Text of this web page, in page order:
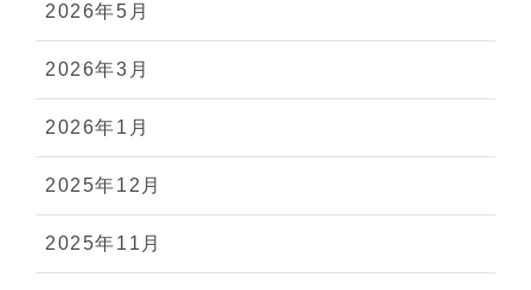
2026年5月
2026年3月
2026年1月
2025年12月
2025年11月